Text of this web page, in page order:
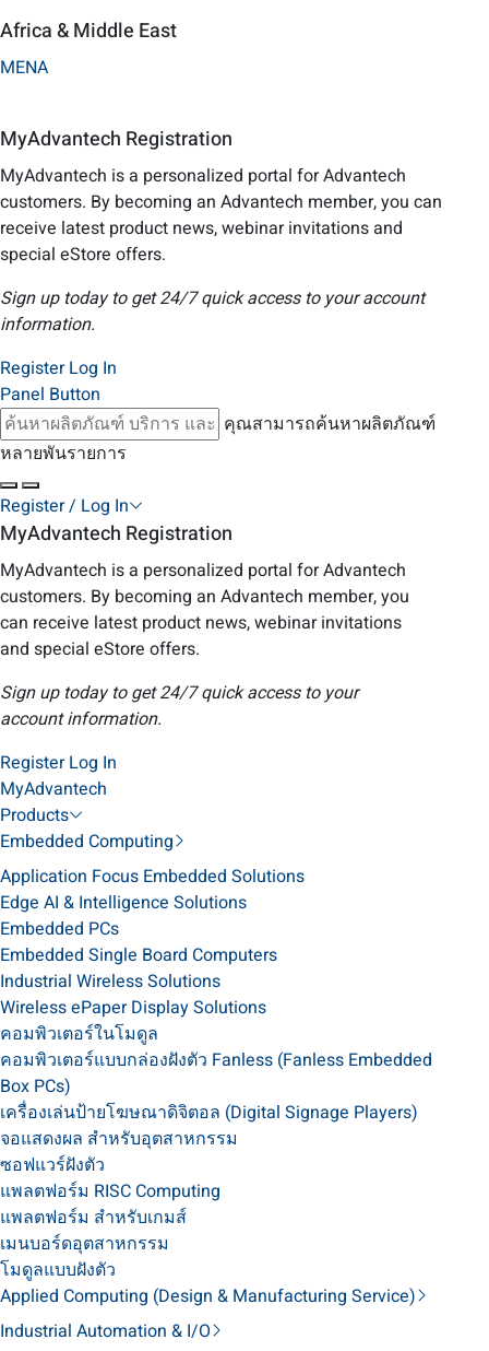
Africa & Middle East
MENA
MyAdvantech Registration
MyAdvantech is a personalized portal for Advantech
customers. By becoming an Advantech member, you can
receive latest product news, webinar invitations and
special eStore offers.
Sign up today to get 24/7 quick access to your account
information.
Register Log In
Panel Button
คุณสามารถค้นหาผลิตภัณฑ์
หลายพันรายการ
Register / Log In
MyAdvantech Registration
MyAdvantech is a personalized portal for Advantech
customers. By becoming an Advantech member, you
can receive latest product news, webinar invitations
and special eStore offers.
Sign up today to get 24/7 quick access to your
account information.
Register Log In
MyAdvantech
Products
Embedded Computing
Application Focus Embedded Solutions
Edge AI & Intelligence Solutions
Embedded PCs
Embedded Single Board Computers
Industrial Wireless Solutions
Wireless ePaper Display Solutions
คอมพิวเตอร์ในโมดูล
คอมพิวเตอร์แบบกล่องฝังตัว Fanless (Fanless Embedded
Box PCs)
เครื่องเล่นป้ายโฆษณาดิจิตอล (Digital Signage Players)
จอแสดงผล สำหรับอุตสาหกรรม
ซอฟแวร์ฝังตัว
แพลตฟอร์ม RISC Computing
แพลตฟอร์ม สำหรับเกมส์
เมนบอร์ดอุตสาหกรรม
โมดูลแบบฝังตัว
Applied Computing (Design & Manufacturing Service)
Industrial Automation & I/O